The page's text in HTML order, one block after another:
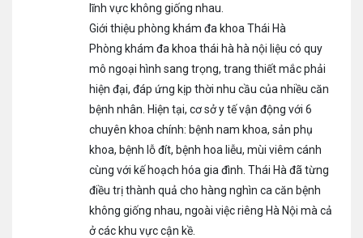
lĩnh vực không giống nhau.
Giới thiệu phòng khám đa khoa Thái Hà
Phòng khám đa khoa thái hà hà nội liệu có quy
mô ngoại hình sang trọng, trang thiết mắc phải
hiện đại, đáp ứng kịp thời nhu cầu của nhiều căn
bệnh nhân. Hiện tại, cơ sở y tế vận động với 6
chuyên khoa chính: bệnh nam khoa, sản phụ
khoa, bệnh lỗ đít, bệnh hoa liễu, mùi viêm cánh
cùng với kế hoạch hóa gia đình. Thái Hà đã từng
điều trị thành quả cho hàng nghìn ca căn bệnh
không giống nhau, ngoài việc riêng Hà Nội mà cả
ở các khu vực cận kề.